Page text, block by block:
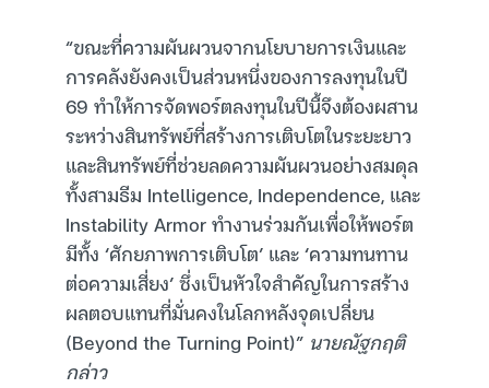
“ขณะที่ความผันผวนจากนโยบายการเงินและ
การคลังยังคงเป็นส่วนหนึ่งของการลงทุนในปี
69 ทำให้การจัดพอร์ตลงทุนในปีนี้จึงต้องผสาน
ระหว่างสินทรัพย์ที่สร้างการเติบโตในระยะยาว
และสินทรัพย์ที่ช่วยลดความผันผวนอย่างสมดุล
ทั้งสามธีม Intelligence, Independence, และ
Instability Armor ทำงานร่วมกันเพื่อให้พอร์ต
มีทั้ง ‘ศักยภาพการเติบโต’ และ ‘ความทนทาน
ต่อความเสี่ยง’ ซึ่งเป็นหัวใจสำคัญในการสร้าง
ผลตอบแทนที่มั่นคงในโลกหลังจุดเปลี่ยน
(Beyond the Turning Point)” นายณัฐกฤติ
กล่าว